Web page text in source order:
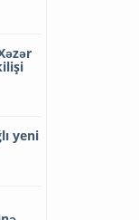
yeni